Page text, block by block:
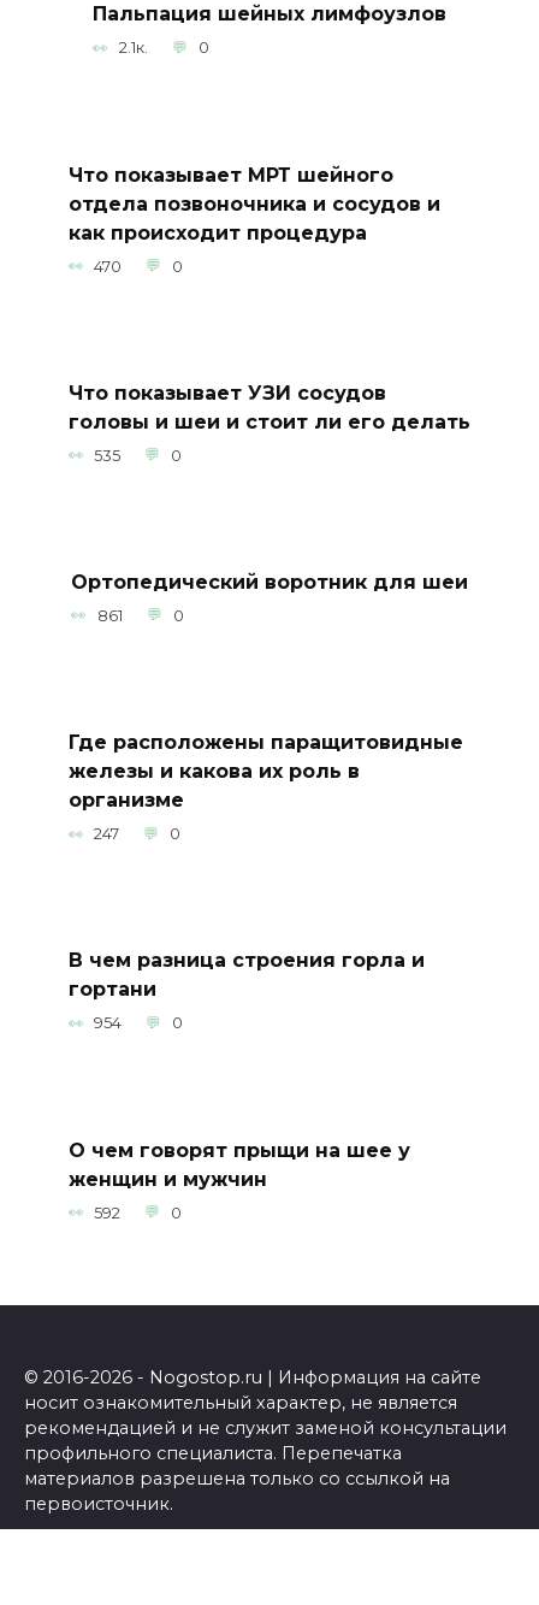
Пальпация шейных лимфоузлов
2.1к. 0
Что показывает МРТ шейного
отдела позвоночника и сосудов и
как происходит процедура
470 0
Что показывает УЗИ сосудов
головы и шеи и стоит ли его делать
535 0
Ортопедический воротник для шеи
861 0
Где расположены паращитовидные
железы и какова их роль в
организме
247 0
В чем разница строения горла и
гортани
954 0
О чем говорят прыщи на шее у
женщин и мужчин
592 0
© 2016-2026 - Nogostop.ru | Информация на сайте
носит ознакомительный характер, не является
рекомендацией и не служит заменой консультации
профильного специалиста. Перепечатка
материалов разрешена только со ссылкой на
первоисточник.